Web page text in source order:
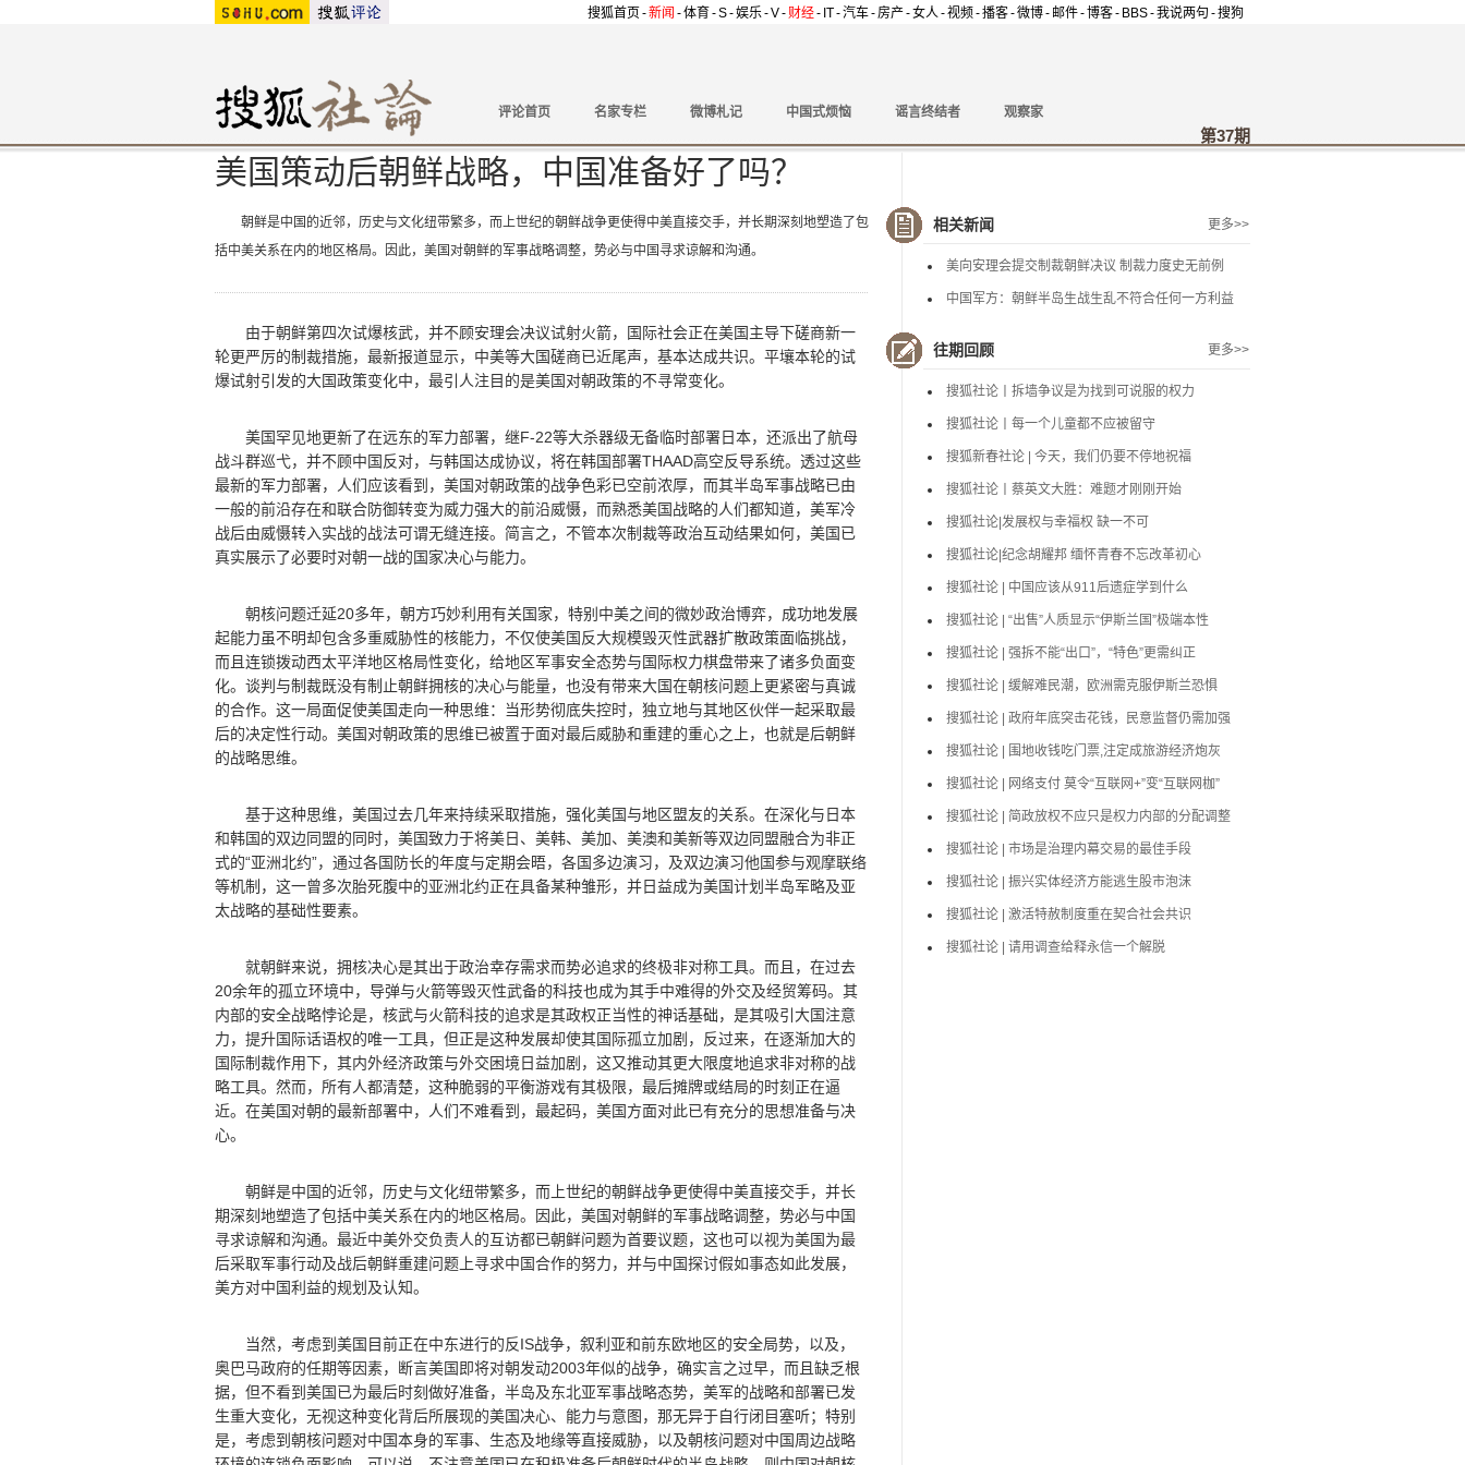
搜狐首页 -新闻 -体育 -S-娱乐-V- 财经- IT-汽车-房产-女人-视频 -播客-微博- 邮件-博客- BBS-我说两句 -搜狗
评论首页 名家专栏 微博札记 中国式烦恼 谣言终结者 观察家
第37期
美国策动后朝鲜战略，中国准备好了吗？
朝鲜是中国的近邻，历史与文化纽带繁多，而上世纪的朝鲜战争更使得中美直接交手，并长期深刻地塑造了包
括中美关系在内的地区格局。因此，美国对朝鲜的军事战略调整，势必与中国寻求谅解和沟通。
由于朝鲜第四次试爆核武，并不顾安理会决议试射火箭，国际社会正在美国主导下磋商新一
轮更严厉的制裁措施，最新报道显示，中美等大国磋商已近尾声，基本达成共识。平壤本轮的试
爆试射引发的大国政策变化中，最引人注目的是美国对朝政策的不寻常变化。
美国罕见地更新了在远东的军力部署，继F-22等大杀器级无备临时部署日本，还派出了航母
战斗群巡弋，并不顾中国反对，与韩国达成协议，将在韩国部署THAAD高空反导系统。透过这些
最新的军力部署，人们应该看到，美国对朝政策的战争色彩已空前浓厚，而其半岛军事战略已由
一般的前沿存在和联合防御转变为威力强大的前沿威慑，而熟悉美国战略的人们都知道，美军冷
战后由威慑转入实战的战法可谓无缝连接。简言之，不管本次制裁等政治互动结果如何，美国已
真实展示了必要时对朝一战的国家决心与能力。
朝核问题迁延20多年，朝方巧妙利用有关国家，特别中美之间的微妙政治博弈，成功地发展
起能力虽不明却包含多重威胁性的核能力，不仅使美国反大规模毁灭性武器扩散政策面临挑战，
而且连锁拨动西太平洋地区格局性变化，给地区军事安全态势与国际权力棋盘带来了诸多负面变
化。谈判与制裁既没有制止朝鲜拥核的决心与能量，也没有带来大国在朝核问题上更紧密与真诚
的合作。这一局面促使美国走向一种思维：当形势彻底失控时，独立地与其地区伙伴一起采取最
后的决定性行动。美国对朝政策的思维已被置于面对最后威胁和重建的重心之上，也就是后朝鲜
的战略思维。
基于这种思维，美国过去几年来持续采取措施，强化美国与地区盟友的关系。在深化与日本
和韩国的双边同盟的同时，美国致力于将美日、美韩、美加、美澳和美新等双边同盟融合为非正
式的“亚洲北约”，通过各国防长的年度与定期会晤，各国多边演习，及双边演习他国参与观摩联络
等机制，这一曾多次胎死腹中的亚洲北约正在具备某种雏形，并日益成为美国计划半岛军略及亚
太战略的基础性要素。
就朝鲜来说，拥核决心是其出于政治幸存需求而势必追求的终极非对称工具。而且，在过去
20余年的孤立环境中，导弹与火箭等毁灭性武备的科技也成为其手中难得的外交及经贸筹码。其
内部的安全战略悖论是，核武与火箭科技的追求是其政权正当性的神话基础，是其吸引大国注意
力，提升国际话语权的唯一工具，但正是这种发展却使其国际孤立加剧，反过来，在逐渐加大的
国际制裁作用下，其内外经济政策与外交困境日益加剧，这又推动其更大限度地追求非对称的战
略工具。然而，所有人都清楚，这种脆弱的平衡游戏有其极限，最后摊牌或结局的时刻正在逼
近。在美国对朝的最新部署中，人们不难看到，最起码，美国方面对此已有充分的思想准备与决
心。
朝鲜是中国的近邻，历史与文化纽带繁多，而上世纪的朝鲜战争更使得中美直接交手，并长
期深刻地塑造了包括中美关系在内的地区格局。因此，美国对朝鲜的军事战略调整，势必与中国
寻求谅解和沟通。最近中美外交负责人的互访都已朝鲜问题为首要议题，这也可以视为美国为最
后采取军事行动及战后朝鲜重建问题上寻求中国合作的努力，并与中国探讨假如事态如此发展，
美方对中国利益的规划及认知。
当然，考虑到美国目前正在中东进行的反IS战争，叙利亚和前东欧地区的安全局势，以及，
奥巴马政府的任期等因素，断言美国即将对朝发动2003年似的战争，确实言之过早，而且缺乏根
据，但不看到美国已为最后时刻做好准备，半岛及东北亚军事战略态势，美军的战略和部署已发
生重大变化，无视这种变化背后所展现的美国决心、能力与意图，那无异于自行闭目塞听；特别
是，考虑到朝核问题对中国本身的军事、生态及地缘等直接威胁，以及朝核问题对中国周边战略
相关新闻 更多>>
美向安理会提交制裁朝鲜决议 制裁力度史无前例
中国军方：朝鲜半岛生战生乱不符合任何一方利益
往期回顾 更多>>
搜狐社论丨拆墙争议是为找到可说服的权力
搜狐社论丨每一个儿童都不应被留守
搜狐新春社论 | 今天，我们仍要不停地祝福
搜狐社论丨蔡英文大胜：难题才刚刚开始
搜狐社论|发展权与幸福权 缺一不可
搜狐社论|纪念胡耀邦 缅怀青春不忘改革初心
搜狐社论 | 中国应该从911后遗症学到什么
搜狐社论 | “出售”人质显示“伊斯兰国”极端本性
搜狐社论 | 强拆不能“出口”，“特色”更需纠正
搜狐社论 | 缓解难民潮，欧洲需克服伊斯兰恐惧
搜狐社论 | 政府年底突击花钱，民意监督仍需加强
搜狐社论 | 围地收钱吃门票,注定成旅游经济炮灰
搜狐社论 | 网络支付 莫令“互联网+”变“互联网枷”
搜狐社论 | 简政放权不应只是权力内部的分配调整
搜狐社论 | 市场是治理内幕交易的最佳手段
搜狐社论 | 振兴实体经济方能逃生股市泡沫
搜狐社论 | 激活特赦制度重在契合社会共识
搜狐社论 | 请用调查给释永信一个解脱